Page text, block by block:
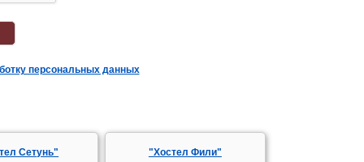
персональных данных
Сетунь" "Хостел Фили"